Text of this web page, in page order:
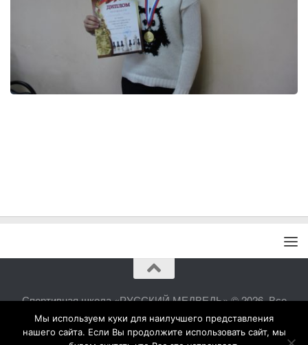
Спортивная школа «РУССКИЙ МЕДВЕДЬ» © 2026. Все
права защищены.
Мы используем куки для наилучшего представления
нашего сайта. Если Вы продолжите использовать сайт, мы